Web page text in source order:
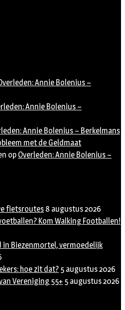
Annie Bolenius –
Annie Bolenius –
Annie Bolenius – Berkelmans
met de Geldmaat
op Overleden: Annie Bolenius –
fietsroutes 8 augustus 2026
Kom Walking Footballen!
in Biezenmortel, vermoedelijk
hoe zit dat? 5 augustus 2026
Vereniging 55+ 5 augustus 2026